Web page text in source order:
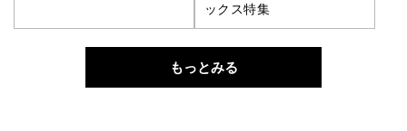
ックス特集
もっとみる